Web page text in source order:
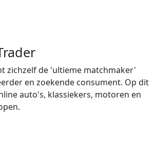
zichzelf de 'ultieme matchmaker'
en zoekende consument. Op dit
auto's, klassiekers, motoren en